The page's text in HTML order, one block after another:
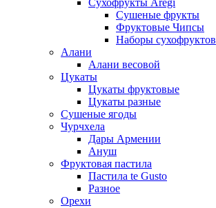
Сухофрукты Aregi
Сушеные фрукты
Фруктовые Чипсы
Наборы сухофруктов
Алани
Алани весовой
Цукаты
Цукаты фруктовые
Цукаты разные
Сушеные ягоды
Чурчхела
Дары Армении
Ануш
Фруктовая пастила
Пастила te Gusto
Разное
Орехи